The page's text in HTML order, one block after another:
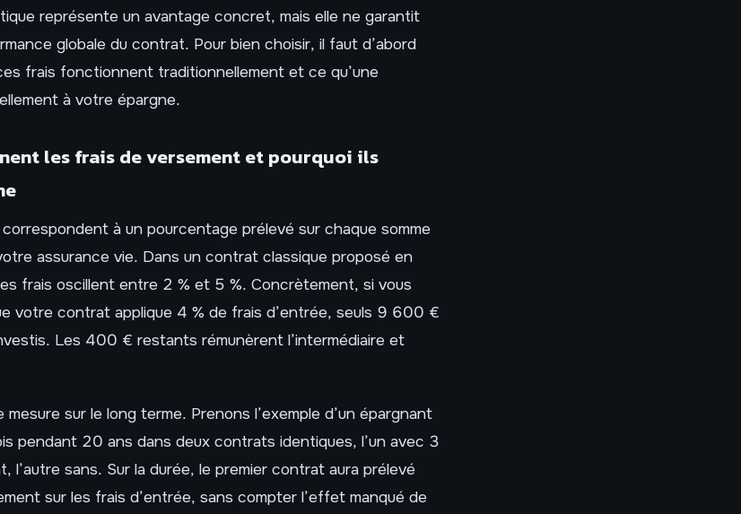
représente un avantage concret, mais elle ne garantit
globale du contrat. Pour bien choisir, il faut d’abord
frais fonctionnent traditionnellement et ce qu’une
à votre épargne.
les frais de versement et pourquoi ils
à un pourcentage prélevé sur chaque somme
assurance vie. Dans un contrat classique proposé en
frais oscillent entre 2 % et 5 %. Concrètement, si vous
votre contrat applique 4 % de frais d’entrée, seuls 9 600 €
Les 400 € restants rémunèrent l’intermédiaire et
sur le long terme. Prenons l’exemple d’un épargnant
pendant 20 ans dans deux contrats identiques, l’un avec 3
l’autre sans. Sur la durée, le premier contrat aura prélevé
sur les frais d’entrée, sans compter l’effet manqué de